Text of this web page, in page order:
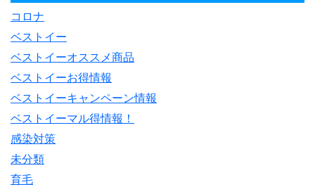
コロナ
ベストイー
ベストイーオススメ商品
ベストイーお得情報
ベストイーキャンペーン情報
ベストイーマル得情報！
感染対策
未分類
育毛